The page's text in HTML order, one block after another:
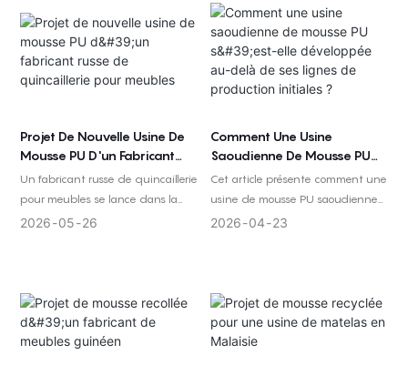
des couleurs, le contrôle des coûts
et le soutien technique au
démarrage.
Projet De Nouvelle Usine De
Mousse PU D'un Fabricant
Russe De Quincaillerie Pour
Un fabricant russe de quincaillerie
pour meubles se lance dans la
production de mousse PU avec
à la literie, comprenant le
moussage, la découpe,
l'emballage, la formation
2026 05 26
Comment Une Usine
Saoudienne De Mousse PU
S'est-Elle Développée Au-
Delà De Ses Lignes De
Cet article présente comment une
usine de mousse PU saoudienne
s'est développée, depuis sa mise
applications de produits plus
larges.
2026 04 23